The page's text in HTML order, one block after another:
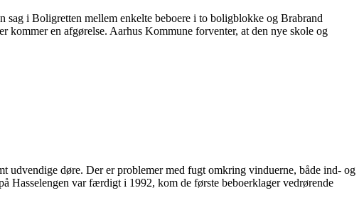
i Boligretten mellem enkelte beboere i to boligblokke og Brabrand
kommer en afgørelse. Aarhus Kommune forventer, at den nye skole og
udvendige døre. Der er problemer med fugt omkring vinduerne, både ind- og
var færdigt i 1992, kom de første beboerklager vedrørende